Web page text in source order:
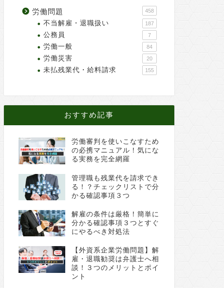
労働問題 458
不当解雇・退職扱い 187
公務員 7
労働一般 84
労働災害 20
未払残業代・給料請求 155
おすすめ記事
労働審判を使いこなすため
の必携マニュアル！気にな
る実務を完全網羅
管理職も残業代を請求でき
る！？チェックリストで分
かる確認事項３つ
解雇の条件は厳格！簡単に
分かる確認事項３つとすぐ
にやるべき対処法
【外資系企業労働問題】解
雇・退職勧奨は弁護士へ相
談！３つのメリットとポイ
ント